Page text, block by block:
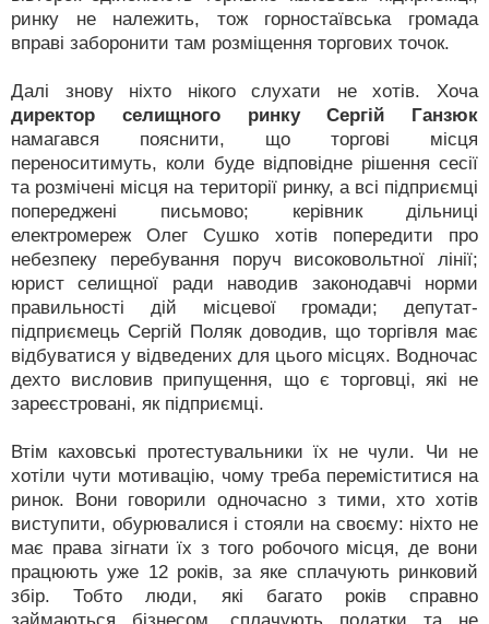
ринку не належить, тож горностаївська громада
вправі заборонити там розміщення торгових точок.
Далі знову ніхто нікого слухати не хотів. Хоча
директор селищного ринку Сергій Ганзюк
намагався пояснити, що торгові місця
переноситимуть, коли буде відповідне рішення сесії
та розмічені місця на території ринку, а всі підприємці
попереджені письмово; керівник дільниці
електромереж Олег Сушко хотів попередити про
небезпеку перебування поруч високовольтної лінії;
юрист селищної ради наводив законодавчі норми
правильності дій місцевої громади; депутат-
підприємець Сергій Поляк доводив, що торгівля має
відбуватися у відведених для цього місцях. Водночас
дехто висловив припущення, що є торговці, які не
зареєстровані, як підприємці.
Втім каховські протестувальники їх не чули. Чи не
хотіли чути мотивацію, чому треба переміститися на
ринок. Вони говорили одночасно з тими, хто хотів
виступити, обурювалися і стояли на своєму: ніхто не
має права зігнати їх з того робочого місця, де вони
працюють уже 12 років, за яке сплачують ринковий
збір. Тобто люди, які багато років справно